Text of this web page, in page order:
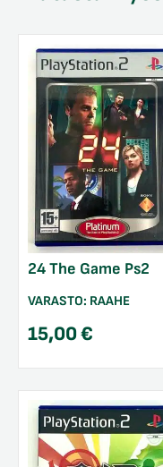
24 The Game Ps2
VARASTO: RAAHE
15,00€